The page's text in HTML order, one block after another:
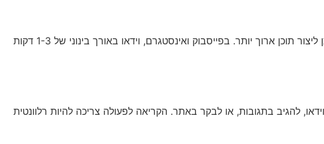
אורך הוידאו האופטימלי משתנה בין הפלטפורמות השונות. בעוד שבטיקטוק וידאו קצר מאוד יכול להיות אפקטיבי, ביוטיוב ניתן ליצור תוכן ארוך יותר. בפייסבוק ואינסטגרם, וידאו באורך בינוני של 1-3 דקות
להגיב בתגובות, או לבקר באתר. הקריאה לפעולה צריכה להיות רלוונטית